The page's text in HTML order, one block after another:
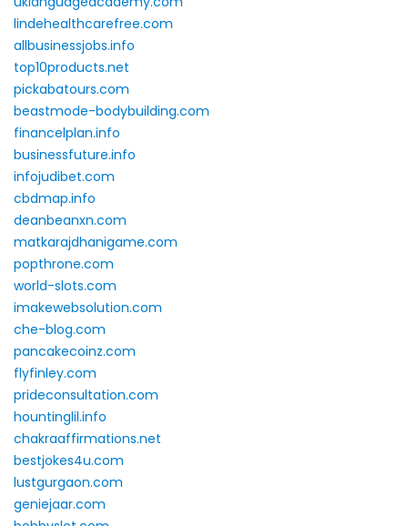
lindehealthcarefree.com
allbusinessjobs.info
top10products.net
pickabatours.com
beastmode-bodybuilding.com
financelplan.info
businessfuture.info
infojudibet.com
cbdmap.info
deanbeanxn.com
matkarajdhanigame.com
popthrone.com
world-slots.com
imakewebsolution.com
che-blog.com
pancakecoinz.com
flyfinley.com
prideconsultation.com
hountinglil.info
chakraaffirmations.net
bestjokes4u.com
lustgurgaon.com
geniejaar.com